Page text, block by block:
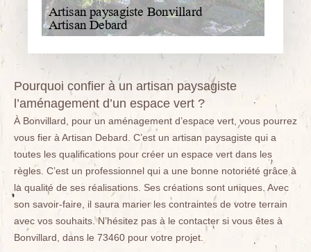
Pourquoi confier à un artisan paysagiste
l’aménagement d’un espace vert ?
À Bonvillard, pour un aménagement d’espace vert, vous pourrez
vous fier à Artisan Debard. C’est un artisan paysagiste qui a
toutes les qualifications pour créer un espace vert dans les
règles. C’est un professionnel qui a une bonne notoriété grâce à
la qualité de ses réalisations. Ses créations sont uniques. Avec
son savoir-faire, il saura marier les contraintes de votre terrain
avec vos souhaits. N’hésitez pas à le contacter si vous êtes à
Bonvillard, dans le 73460 pour votre projet.